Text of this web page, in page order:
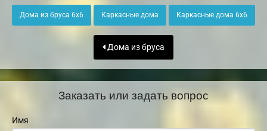
Дома из бруса 6х6 Каркасные дома Каркасные дома 6х6
Дома из бруса
Заказать или задать вопрос
Имя